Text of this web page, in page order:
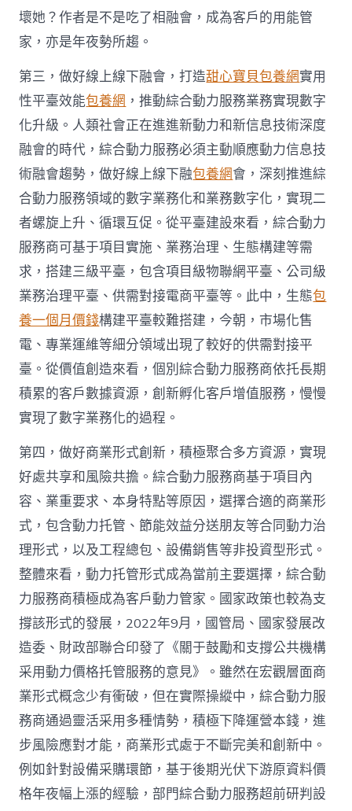
壞她？作者是不是吃了相融會，成為客戶的用能管
家，亦是年夜勢所趨。
第三，做好線上線下融會，打造甜心寶貝包養網實用
性平臺效能包養網 ，推動綜合動力服務業務實現數字
化升級。人類社會正在進進新動力和新信息技術深度
融會的時代，綜合動力服務必須主動順應動力信息技
術融會趨勢，做好線上線下融包養網會，深刻推進綜
合動力服務領域的數字業務化和業務數字化，實現二
者螺旋上升、循環互促。從平臺建設來看，綜合動力
服務商可基于項目實施、業務治理、生態構建等需
求，搭建三級平臺，包含項目級物聯網平臺、公司級
業務治理平臺、供需對接電商平臺等。此中，生態包
養一個月價錢構建平臺較難搭建，今朝，市場化售
電、專業運維等細分領域出現了較好的供需對接平
臺。從價值創造來看，個別綜合動力服務商依托長期
積累的客戶數據資源，創新孵化客戶增值服務，慢慢
實現了數字業務化的過程。
第四，做好商業形式創新，積極聚合多方資源，實現
好處共享和風險共擔。綜合動力服務商基于項目內
容、業重要求、本身特點等原因，選擇合適的商業形
式，包含動力托管、節能效益分送朋友等合同動力治
理形式，以及工程總包、設備銷售等非投資型形式。
整體來看，動力托管形式成為當前主要選擇，綜合動
力服務商積極成為客戶動力管家。國家政策也較為支
撐該形式的發展，2022年9月，國管局、國家發展改
造委、財政部聯合印發了《關于鼓勵和支撐公共機構
采用動力價格托管服務的意見》。雖然在宏觀層面商
業形式概念少有衝破，但在實際操縱中，綜合動力服
務商通過靈活采用多種情勢，積極下降運營本錢，進
步風險應對才能，商業形式處于不斷完美和創新中。
例如針對設備采購環節，基于後期光伏下游原資料價
格年夜幅上漲的經驗，部門綜合動力服務超前研判設